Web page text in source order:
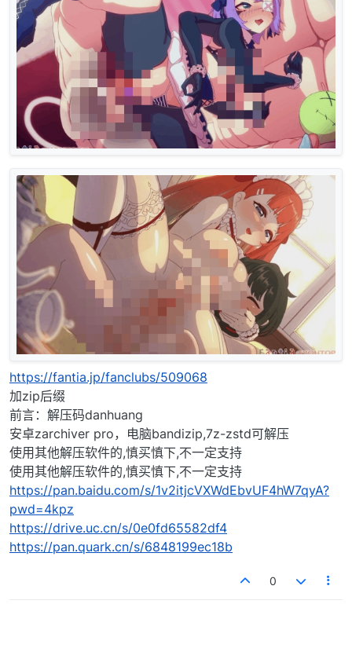
https://fantia.jp/fanclubs/509068
加zip后缀
前言：解压码danhuang
安卓zarchiver pro，电脑bandizip,7z-zstd可解压
使用其他解压软件的,慎买慎下,不一定支持
使用其他解压软件的,慎买慎下,不一定支持
https://pan.baidu.com/s/1v2itjcVXWdEbvUF4hW7qyA?
pwd=4kpz
https://drive.uc.cn/s/0e0fd65582df4
https://pan.quark.cn/s/6848199ec18b
0